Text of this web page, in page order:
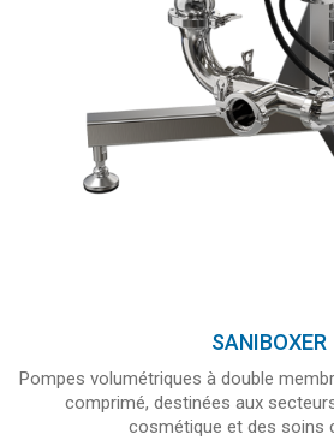
SANIBOXER
Pompes volumétriques à double
comprimé, destinées aux
cosmétique et des soins